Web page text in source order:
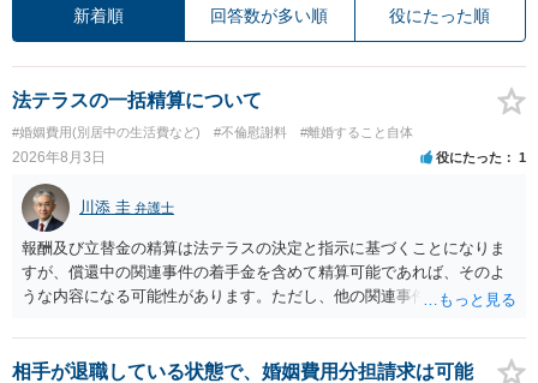
新着順 回答数が多い順 役にたった順
法テラスの一括精算について
#婚姻費用(別居中の生活費など) #不倫慰謝料 #離婚すること自体
2026年8月3日 役にたった 1
川添 圭 弁護士
報酬及び立替金の精算は法テラスの決定と指示に基づくことになりま
すが、償還中の関連事件の着手金を含めて精算可能であれば、そのよ
うな内容になる可能性があります。ただし、他の関連事件でも相手方
情によって対応が違いますので、法テラスへお尋ねいただいた方が確
実です。
相手が退職している状態で、婚姻費用分担請求は可能